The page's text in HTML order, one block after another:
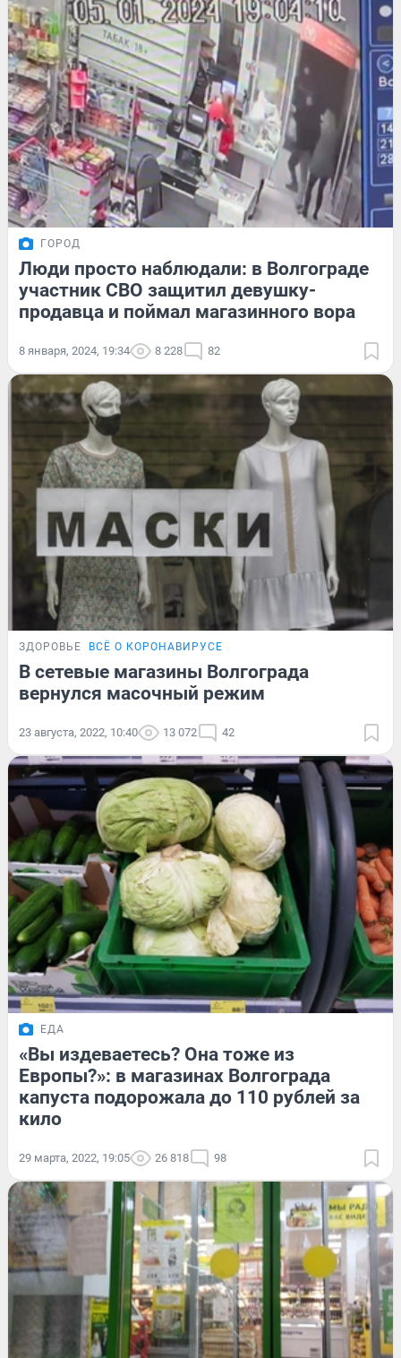
ГОРОД
Люди просто наблюдали: в Волгограде
участник СВО защитил девушку-
продавца и поймал магазинного вора
8 января, 2024, 19:34 8 228 82
ЗДОРОВЬЕ ВСЁ О КОРОНАВИРУСЕ
В сетевые магазины Волгограда
вернулся масочный режим
23 августа, 2022, 10:40 13 072 42
ЕДА
«Вы издеваетесь? Она тоже из
Европы?»: в магазинах Волгограда
капуста подорожала до 110 рублей за
кило
29 марта, 2022, 19:05 26 818 98